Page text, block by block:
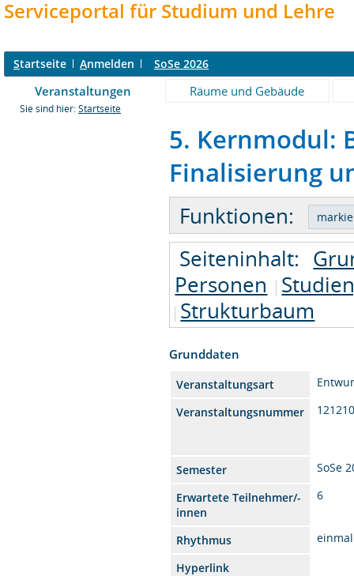
Serviceportal für Studium und Lehre
Startseite Anmelden SoSe 2026
Veranstaltungen Räume und Gebäude
Sie sind hier: Startseite
5. Kernmodul:
Finalisierung
Funktionen:
Seiteninhalt:
Personen
Strukturbaum
Grunddaten
Veranstaltungsart
Veranstaltungsnummer
Semester
SoSe
Erwartete Teilnehmer/-
innen
6
Rhythmus
Hyperlink